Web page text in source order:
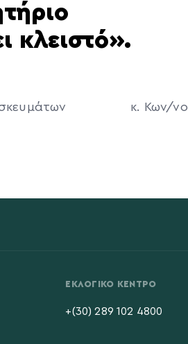
κλειστό».
Θρησκευμάτων κ. Κων/νο
ΕΚΛΟΓΙΚΌ ΚΈΝΤΡΟ
+(30) 289 102 4800